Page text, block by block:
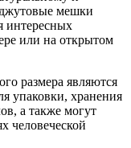
джутовые мешки
интересных
или на открытом
размера являются
упаковки, хранения
а также могут
человеческой